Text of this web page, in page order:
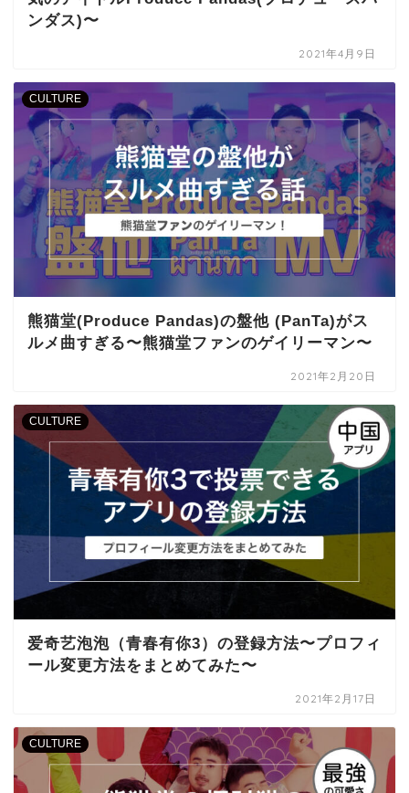
ンダス)〜
2021年4月9日
CULTURE
熊猫堂(Produce Pandas)の盤他 (PanTa)がス
ルメ曲すぎる〜熊猫堂ファンのゲイリーマン〜
2021年2月20日
CULTURE
爱奇艺泡泡（青春有你3）の登録方法〜プロフィ
ール変更方法をまとめてみた〜
2021年2月17日
CULTURE